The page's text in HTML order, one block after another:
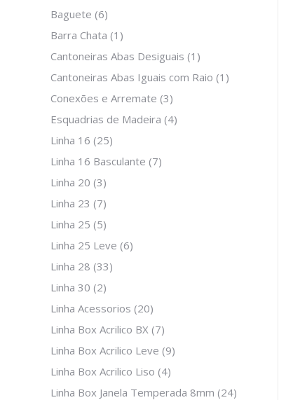
Baguete (6)
Barra Chata (1)
Cantoneiras Abas Desiguais (1)
Cantoneiras Abas Iguais com Raio (1)
Conexões e Arremate (3)
Esquadrias de Madeira (4)
Linha 16 (25)
Linha 16 Basculante (7)
Linha 20 (3)
Linha 23 (7)
Linha 25 (5)
Linha 25 Leve (6)
Linha 28 (33)
Linha 30 (2)
Linha Acessorios (20)
Linha Box Acrilico BX (7)
Linha Box Acrilico Leve (9)
Linha Box Acrilico Liso (4)
Linha Box Janela Temperada 8mm (24)